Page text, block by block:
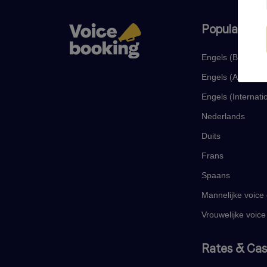
Populaire
Engels (Brits)
Engels
Engels
Nederlands
Duits
Frans
Spaans
Mannelijke voice
Vrouwelijke
Rates &